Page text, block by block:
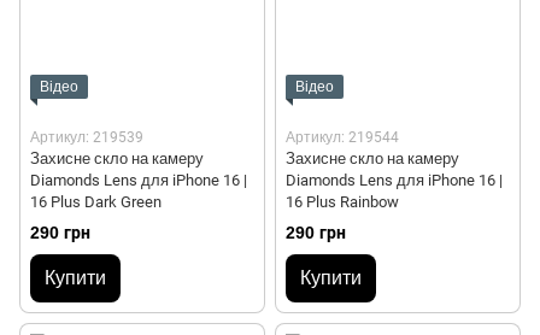
Відео
Артикул: 219539
Захисне скло на камеру
Diamonds Lens для iPhone 16 |
16 Plus Dark Green
290 грн
Купити
Відео
Артикул: 219544
Захисне скло на камеру
Diamonds Lens для iPhone 16 |
16 Plus Rainbow
290 грн
Купити